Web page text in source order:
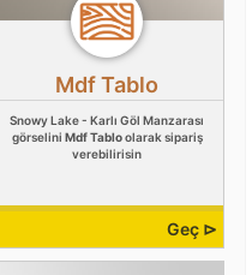
Mdf Tablo
Snowy Lake - Karlı Göl Manzarası
görselini Mdf Tabloolarak sipariş
verebilirisin
Geç ⊳